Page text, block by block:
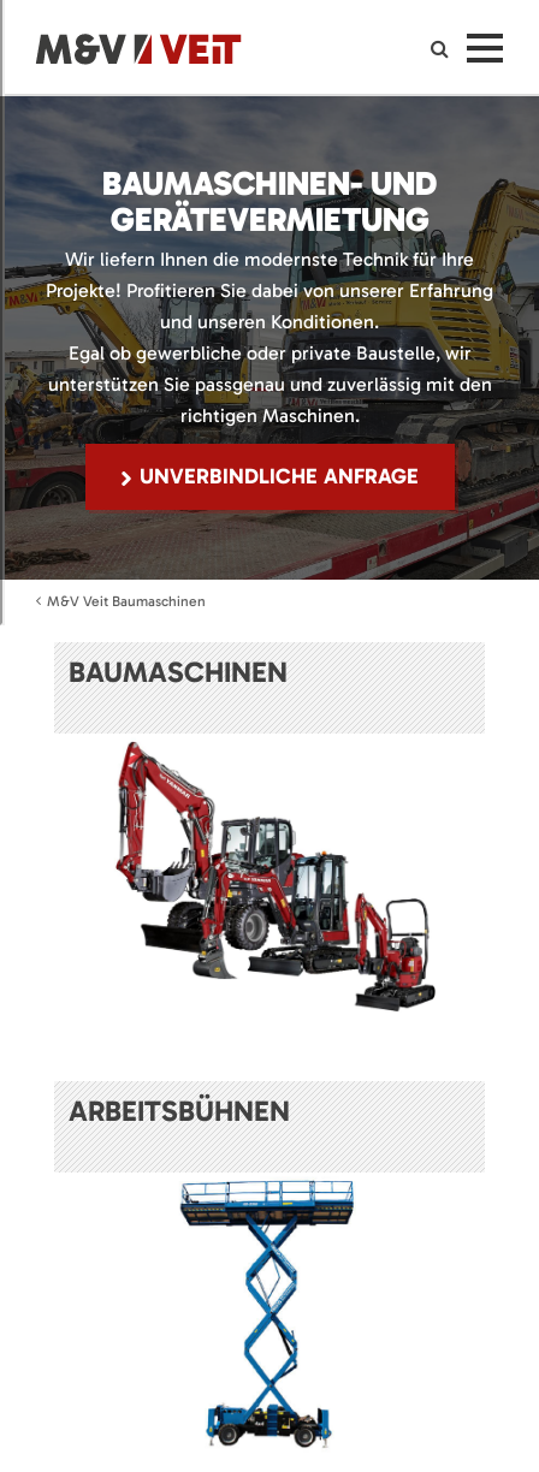
BAUMASCHINEN- UND
GERÄTEVERMIETUNG
Wir liefern Ihnen die modernste Technik für Ihre
Projekte! Profitieren Sie dabei von unserer Erfahrung
und unseren Konditionen.
Egal ob gewerbliche oder private Baustelle, wir
unterstützen Sie passgenau und zuverlässig mit den
richtigen Maschinen.
UNVERBINDLICHE ANFRAGE
M&V Veit Baumaschinen
BAUMASCHINEN
ARBEITSBÜHNEN